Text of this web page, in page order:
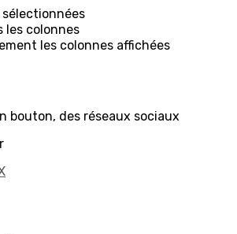
les colonnes
les colonnes affichées
bouton, des réseaux sociaux